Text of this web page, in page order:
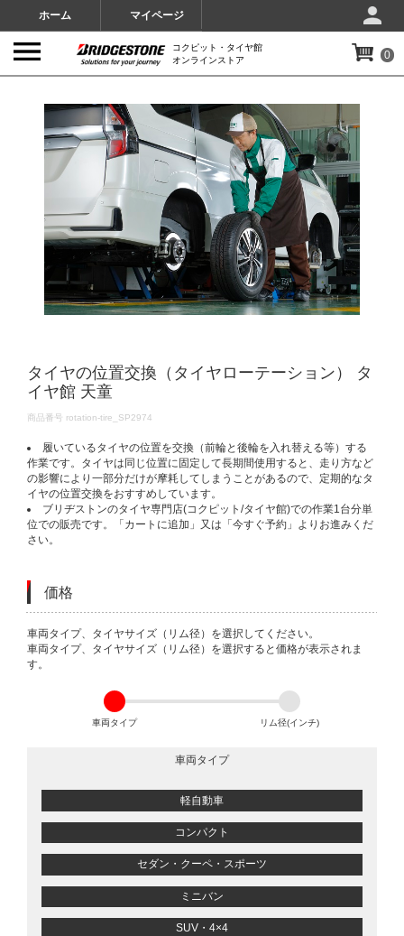
ホーム マイページ
コクピット・タイヤ館
オンラインストア
0
タイヤの位置交換（タイヤローテーション） タ
イヤ館 天童
DETAILS
商品番号 rotation-tire_SP2974
履いているタイヤの位置を交換（前輪と後輪を入れ替える等）する
作業です。タイヤは同じ位置に固定して長期間使用すると、走り方など
の影響により一部分だけが摩耗してしまうことがあるので、定期的なタ
イヤの位置交換をおすすめしています。
ブリヂストンのタイヤ専門店(コクピット/タイヤ館)での作業1台分単
位での販売です。「カートに追加」又は「今すぐ予約」よりお進みくだ
さい。
価格
VARIATIONS
車両タイプ、タイヤサイズ（リム径）を選択してください。
車両タイプ、タイヤサイズ（リム径）を選択すると価格が表示されま
す。
車両タイプ リム径(インチ)
車両タイプ
軽自動車
コンパクト
セダン・クーペ・スポーツ
ミニバン
SUV・4×4